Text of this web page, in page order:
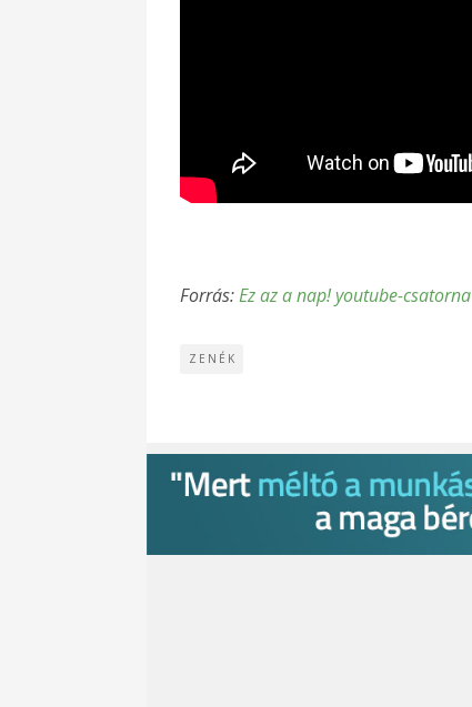
Forrás:Ez az a nap! youtube-csatorna
ZENÉK